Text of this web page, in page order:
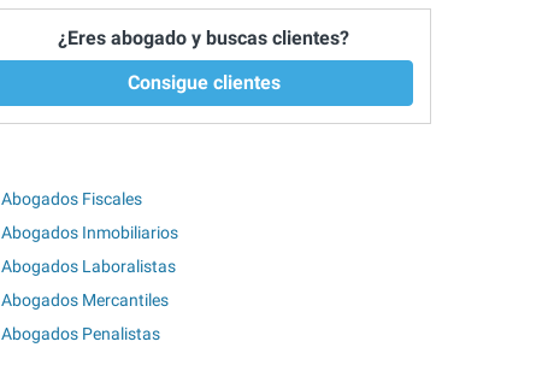
¿Eres abogado y buscas clientes?
Consigue clientes
Abogados Fiscales
Abogados Inmobiliarios
Abogados Laboralistas
Abogados Mercantiles
Abogados Penalistas